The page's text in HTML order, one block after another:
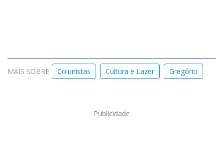
MAIS SOBRE Colunistas Cultura e Lazer Gregório
Publicidade